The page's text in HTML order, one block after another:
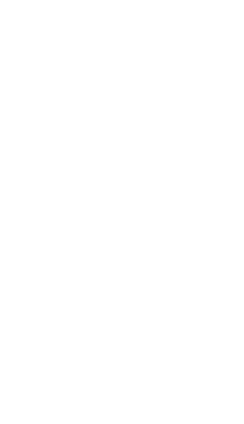
vera e propria
tutti resi con texture ad
tempo reale, passando
proietta palme e onde
il senso di freschezza
menzione: